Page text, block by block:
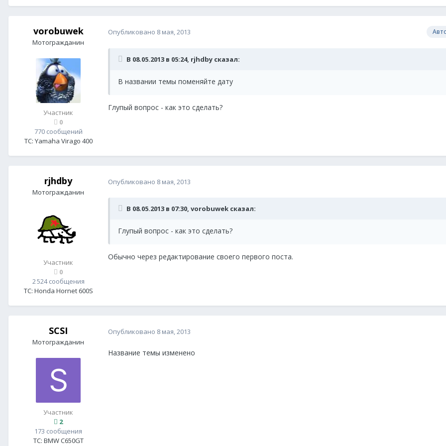
vorobuwek
Мотогражданин
Участник
0
770 сообщений
ТС: Yamaha Virago 400
Опубликовано 8 мая, 2013
В 08.05.2013 в 05:24, rjhdby сказал:
В названии темы поменяйте дату
Глупый вопрос - как это сделать?
rjhdby
Мотогражданин
Участник
0
2 524 сообщения
ТС: Honda Hornet 600S
Опубликовано 8 мая, 2013
В 08.05.2013 в 07:30, vorobuwek сказал:
Глупый вопрос - как это сделать?
Обычно через редактирование своего первого поста.
SCSI
Мотогражданин
Участник
2
173 сообщения
ТС: BMW C650GT
Опубликовано 8 мая, 2013
Название темы изменено